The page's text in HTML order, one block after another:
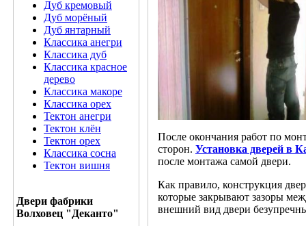
Дуб кремовый
Дуб морёный
Дуб янтарный
Классика анегри
Классика дуб
Классика красное
дерево
Классика макоре
Классика орех
Тектон анегри
Тектон клён
Тектон орех
Классика сосна
Тектон вишня
Двери фабрики
Волховец "Деканто"
После окончания работ по
сторон. Установка дверей в
после монтажа самой двери.
Как правило, конструкция
которые закрывают зазоры
внешний вид двери